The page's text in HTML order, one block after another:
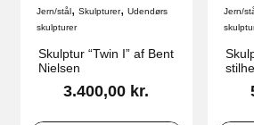
Jern/stål,Skulpturer,Udendørs
skulpturer
Skulptur “Twin I” af Bent
Nielsen
3.400,00 kr.
Jern/